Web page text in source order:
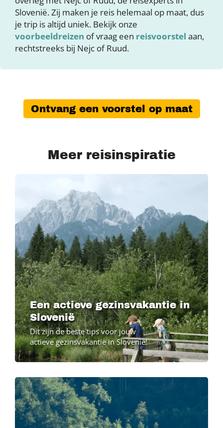
Slovenië. Zij maken je reis helemaal op maat, dus
je trip is altijd uniek. Bekijk onze
voorbeeldreizen of vraag een reisvoorstel aan,
rechtstreeks bij Nejc of Ruud.
Ontvang een voorstel op maat
Meer reisinspiratie
Een actieve gezinsvakantie in
Slovenië
Dit zijn de beste tips voor jouw
actieve gezinsvakantie in Slovenië!